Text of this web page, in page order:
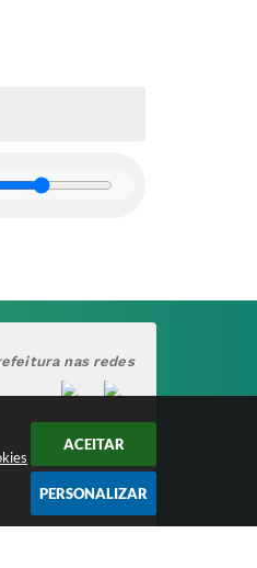
ACEITAR
PERSONALIZAR
nas redes